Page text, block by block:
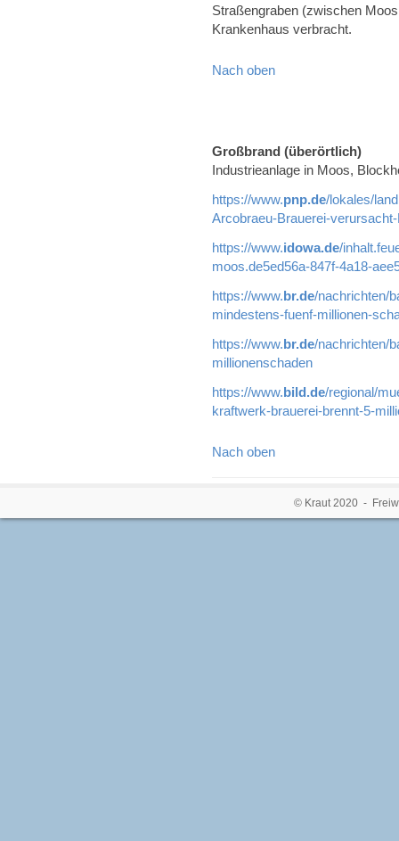
Straßengraben (zwischen
Krankenhaus verbracht.
Nach oben
Großbrand (überörtlich)
Industrieanlage in Moos,
https://www.pnp.de/lokales/
Arcobraeu-Brauerei-
https://www.idowa.de/
moos.de5ed56a-847f-4a18-
https://www.br.de/nachrichten/
mindestens-fuenf-millionen-
https://www.br.de/nachrichten/
millionenschaden
https://www.bild.de/regional/
kraftwerk-brauerei-brennt-5-
Nach oben
© Kraut 2020 -